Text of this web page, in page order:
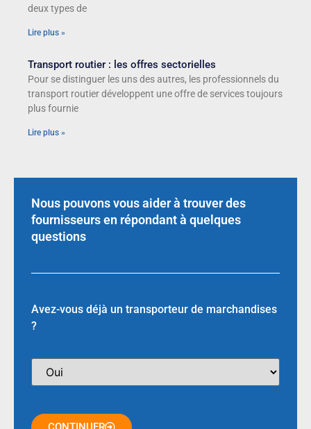
deux types de
Lire plus »
Transport routier : les offres sectorielles
Pour se distinguer les uns des autres, les professionnels du
transport routier développent une offre de services toujours
plus fournie
Lire plus »
Nous pouvons vous aider à trouver des
fournisseurs en répondant à quelques
questions
Avez-vous déjà un transporteur de marchandises
?